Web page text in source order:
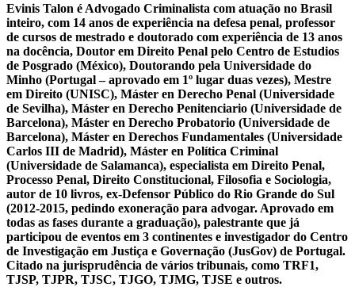
Evinis Talon é Advogado Criminalista com atuação no Brasil
inteiro, com 14 anos de experiência na defesa penal, professor
de cursos de mestrado e doutorado com experiência de 13 anos
na docência, Doutor em Direito Penal pelo Centro de Estudios
de Posgrado (México), Doutorando pela Universidade do
Minho (Portugal – aprovado em 1º lugar duas vezes), Mestre
em Direito (UNISC), Máster en Derecho Penal (Universidade
de Sevilha), Máster en Derecho Penitenciario (Universidade de
Barcelona), Máster en Derecho Probatorio (Universidade de
Barcelona), Máster en Derechos Fundamentales (Universidade
Carlos III de Madrid), Máster en Política Criminal
(Universidade de Salamanca), especialista em Direito Penal,
Processo Penal, Direito Constitucional, Filosofia e Sociologia,
autor de 10 livros, ex-Defensor Público do Rio Grande do Sul
(2012-2015, pedindo exoneração para advogar. Aprovado em
todas as fases durante a graduação), palestrante que já
participou de eventos em 3 continentes e investigador do Centro
de Investigação em Justiça e Governação (JusGov) de Portugal.
Citado na jurisprudência de vários tribunais, como TRF1,
TJSP, TJPR, TJSC, TJGO, TJMG, TJSE e outros.